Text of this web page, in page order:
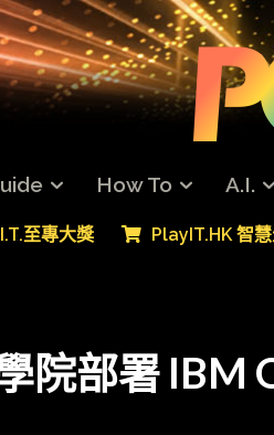
How To A.I.
至專大獎 PlayIT.HK 智
院部署